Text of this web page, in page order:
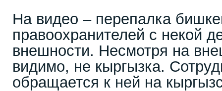
На видео – перепалка
правоохранителей с некой
внешности. Несмотря на
видимо, не кыргызка.
обращается к ней на